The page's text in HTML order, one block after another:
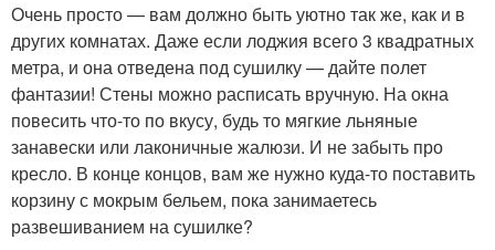
Очень просто — вам должно быть уютно так же, как и в
других комнатах. Даже если лоджия всего 3 квадратных
метра, и она отведена под сушилку — дайте полет
фантазии! Стены можно расписать вручную. На окна
повесить что-то по вкусу, будь то мягкие льняные
занавески или лаконичные жалюзи. И не забыть про
кресло. В конце концов, вам же нужно куда-то поставить
корзину с мокрым бельем, пока занимаетесь
развешиванием на сушилке?